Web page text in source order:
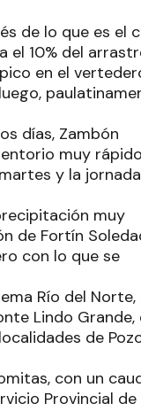
de lo que es el
el 10% del
en el
días, Zambón
muy rápido
y la
muy
de Fortín
con lo que se
Río del Norte,
Lindo Grande,
de
con un
Provincial de